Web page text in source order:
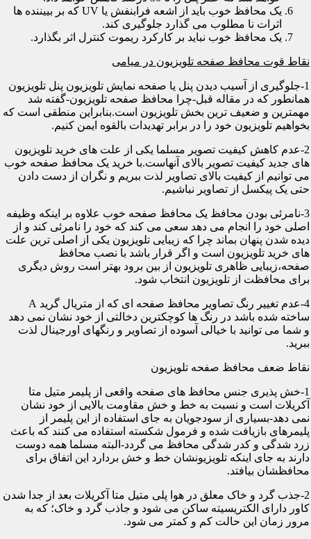
یک محافظ خوب باید از اشعه فرابنفش یا UV که بر بییننده ها
اثرات نا مطلوب می گذارد جلوگیری کند.
یک محافظ خوب نباید بر کارکرد ریموت کنترل اثر بگذارد.
نقاط قوت محافظ صفحه تلویزیون در میامی
1-جلوگیری از آسیب دیدن پنل یا صفحه نمایش تلویزیون پنل تلویزیون
همانطور که در مقاله قبل-چرا محافظ صفحه تلویزیون-گفته شد
مهمترین و ضعیف ترین بخش تلویزیون است.بنابراین منطقی است که
بخواهیم تلویزیون خود را در برابر تهدیدات بالقوه ایمن کنیم.
2-عدم کاهش کیفیت تصویر مسلما یکی از علت های خرید تلویزیون
های جدید کیفیت تصویر بالای آنهاست.با خرید یک محافظ صفحه خوب
می توانیم از کیفیت بالای تصاویر لذت ببریم و نگران از دست دادن
حتی یک پیکسل از تصاویر نباشیم.
3-نامرئی بودن محافظ یک محافظ صفحه خوب علاوه بر اینکه وظیفه
اصلی خود را انجام می دهد سعی می کند که خود را نامرئی کند و از
دیده شدن پنهان بماند چرا که زیبایی تلویزیون یکی از اصلی ترین علت
های خرید تلویزیون است و اگر قرار باشد با نصب محافظ
صفحه،زیبایی ظاهری تلویزیون از بین برود بهتر است روش دیگری
برای محافظت از تلویزیون انتخاب شود.
4-عدم تغییر رنگ تصاویر محافظ صفحه ای که از متریال گرید A
ساخته شده باشد در رنگ ها کوچکترین دخالتی از خود نشان نمی دهد
و شما می توانید با خیالی آسوده از تصاویر و رنگهای اورجینال لذت
ببرید.
نقاط ضعف محافظ صفحه تلویزیون
1-خش پذیری جنس محافظ های صفحه واقعی از پلیمر متیل متا
آکریلات است و نسبت به خط و خش مقاومت بالایی از خود نشان
نمی دهد-بسیاری از سودجویان به جای استفاده از این پلیمر از
پلیمرهای بازیافت شده و فرمول شکسته استفاده می کنند که باعث
زرد شدگی و کدر شدگی محافظ می گردد-البته مسلما همه دوست
دارند به جای اینکه تلویزیونشان خط و خش بردارد این اتفاق برای
محافظشان بیافتد.
2-جذب گرد و خاک معلق در هوا پلی متیل متا آکریلات بعد از جدا شدن
کاور دارای الکتریسیته ساکن می شود و جاذب گرد و خاک؛ که به
مرور زمان این حالت کم و کمتر می شود.